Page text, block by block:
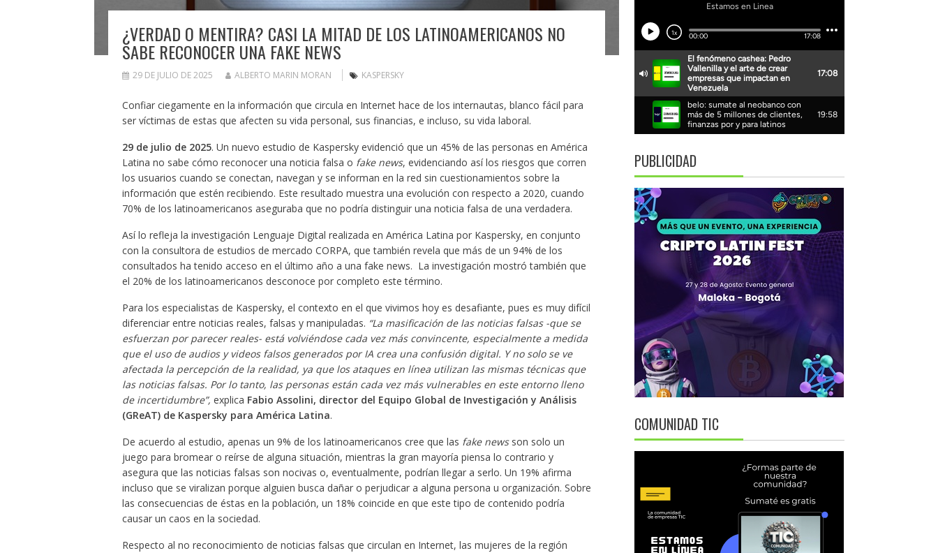
¿VERDAD O MENTIRA? CASI LA MITAD DE LOS LATINOAMERICANOS NO
SABE RECONOCER UNA FAKE NEWS
29 DE JULIO DE 2025 ALBERTO MARIN MORAN KASPERSKY
Confiar ciegamente en la información que circula en Internet hace de los internautas, blanco fácil para
ser víctimas de estas que afecten su vida personal, sus financias, e incluso, su vida laboral.
29 de julio de 2025. Un nuevo estudio de Kaspersky evidenció que un 45% de las personas en América
Latina no sabe cómo reconocer una noticia falsa o fake news, evidenciando así los riesgos que corren
los usuarios cuando se conectan, navegan y se informan en la red sin cuestionamientos sobre la
información que estén recibiendo. Este resultado muestra una evolución con respecto a 2020, cuando
70% de los latinoamericanos aseguraba que no podría distinguir una noticia falsa de una verdadera.
Así lo refleja la investigación Lenguaje Digital realizada en América Latina por Kaspersky, en conjunto
con la consultora de estudios de mercado CORPA, que también revela que más de un 94% de los
consultados ha tenido acceso en el último año a una fake news. La investigación mostró también que
el 20% de los latinoamericanos desconoce por completo este término.
Para los especialistas de Kaspersky, el contexto en el que vivimos hoy es desafiante, pues es muy difícil
diferenciar entre noticias reales, falsas y manipuladas. “La masificación de las noticias falsas -que se
esfuerzan por parecer reales- está volviéndose cada vez más convincente, especialmente a medida
que el uso de audios y videos falsos generados por IA crea una confusión digital. Y no solo se ve
afectada la percepción de la realidad, ya que los ataques en línea utilizan las mismas técnicas que
las noticias falsas. Por lo tanto, las personas están cada vez más vulnerables en este entorno lleno
de incertidumbre”, explica Fabio Assolini, director del Equipo Global de Investigación y Análisis
(GReAT) de Kaspersky para América Latina.
De acuerdo al estudio, apenas un 9% de los latinoamericanos cree que las fake newsson solo un
juego para bromear o reírse de alguna situación, mientras la gran mayoría piensa lo contrario y
asegura que las noticias falsas son nocivas o, eventualmente, podrían llegar a serlo. Un 19% afirma
incluso que se viralizan porque alguien busca dañar o perjudicar a alguna persona u organización. Sobre
las consecuencias de éstas en la población, un 18% coincide en que este tipo de contenido podría
causar un caos en la sociedad.
Respecto al no reconocimiento de noticias falsas que circulan en Internet, las mujeres de la región
PUBLICIDAD
COMUNIDAD TIC